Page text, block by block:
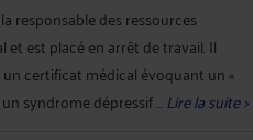
responsable des ressources
et est placé en arrêt de travail. Il
certificat médical évoquant un «
syndrome dépressif ...Lire la suite >